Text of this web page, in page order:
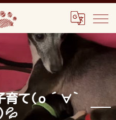
育て(о´∀`